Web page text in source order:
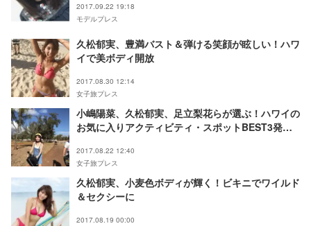
2017.09.22 19:18
モデルプレス
久松郁実、豊満バスト＆弾ける笑顔が眩しい！ハワ
イで美ボディ開放
2017.08.30 12:14
女子旅プレス
小嶋陽菜、久松郁実、足立梨花らが選ぶ！ハワイの
お気に入りアクティビティ・スポットBEST3発表
2017.08.22 12:40
女子旅プレス
久松郁実、小麦色ボディが輝く！ビキニでワイルド
＆セクシーに
2017.08.19 00:00